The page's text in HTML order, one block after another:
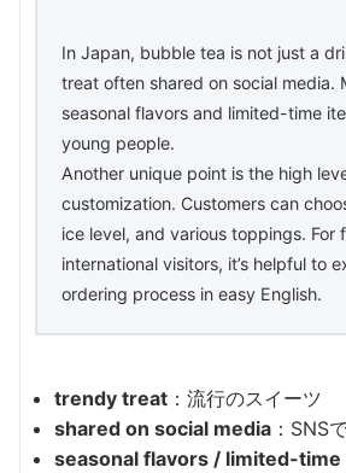
In Japan, bubble tea is not just a
treat often shared on social media.
seasonal flavors and limited-time
young people.
Another unique point is the high
customization. Customers can
ice level, and various toppings. For
international visitors, it’s helpful to
ordering process in easy English.
trendy treat ：流行のスイーツ
shared on social media ：SNS
seasonal flavors / limited-